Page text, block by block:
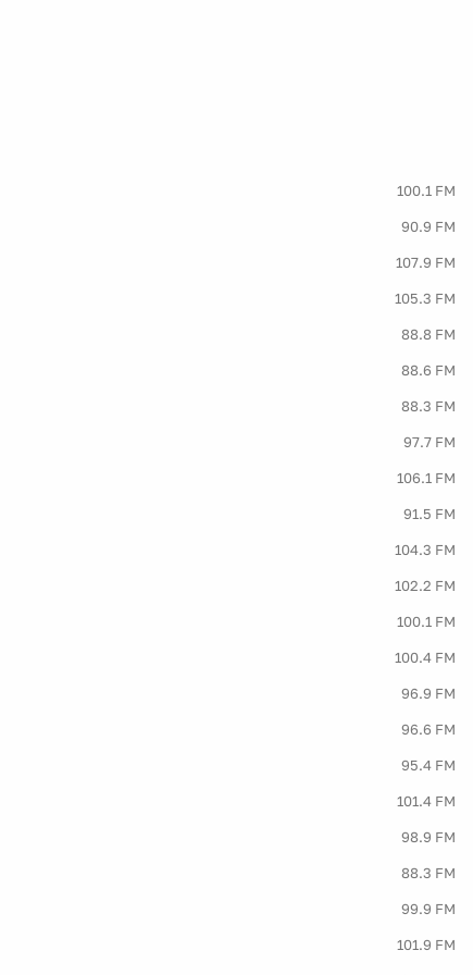
100.1 FM
90.9 FM
107.9 FM
105.3 FM
88.8 FM
88.6 FM
88.3 FM
97.7 FM
106.1 FM
91.5 FM
104.3 FM
102.2 FM
100.1 FM
100.4 FM
96.9 FM
96.6 FM
95.4 FM
101.4 FM
98.9 FM
88.3 FM
99.9 FM
101.9 FM